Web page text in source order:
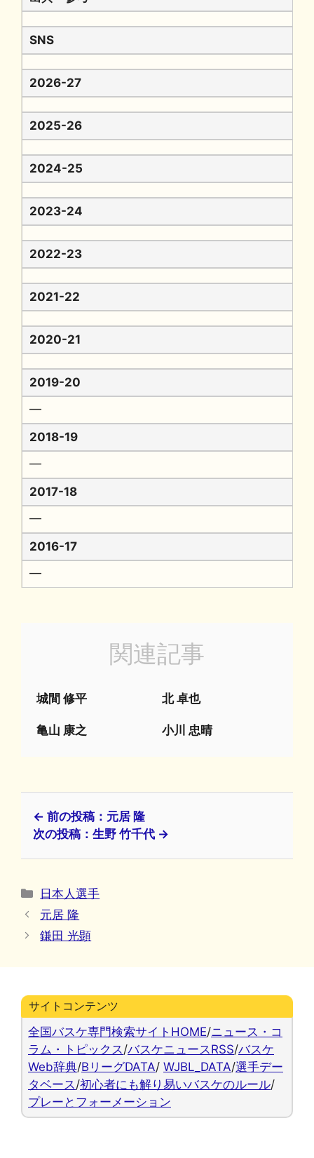
SNS
2026-27
2025-26
2024-25
2023-24
2022-23
2021-22
2020-21
2019-20
━
2018-19
━
2017-18
━
2016-17
━
関連記事
城間 修平 北 卓也
亀山 康之 小川 忠晴
← 前の投稿：元居 隆
次の投稿：生野 竹千代 →
カ
テ
リ
日本人選手
元居 隆
鎌田 光顕
サイトコンテンツ
全国バスケ専門検索サイトHOME/ニュース・コ
ラム・トピックス /バスケニュースRSS/バスケ
Web辞典/BリーグDATA/ WJBL_DATA/選手デー
タベース /初心者にも解り易いバスケのルール/
プレーとフォーメーション